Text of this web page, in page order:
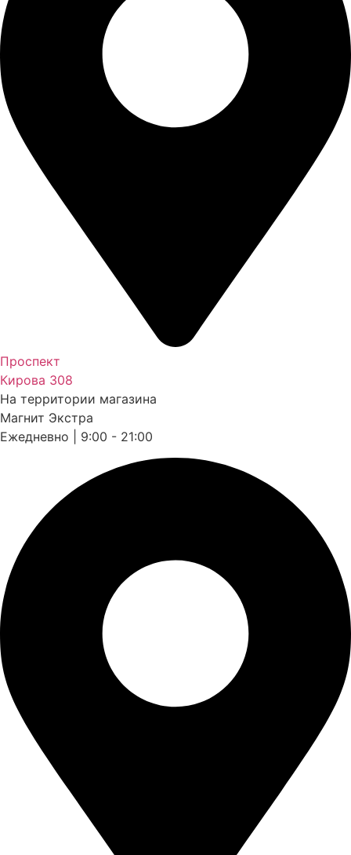
Проспект
Кирова 308
На территории магазина
Магнит Экстра
Ежедневно | 9:00 - 21:00